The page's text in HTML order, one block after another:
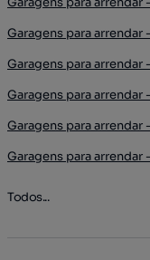
Garagens para arrendar
Garagens para arrendar
Garagens para
Garagens para arrendar
Garagens para arrendar
Todos...